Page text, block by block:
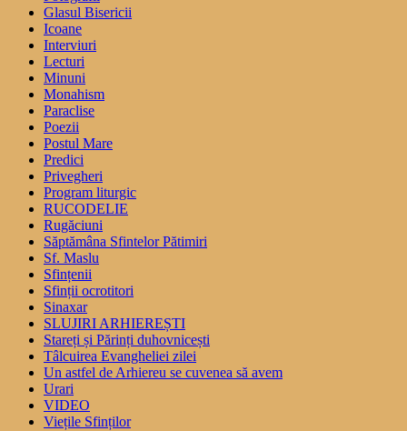
Glasul Bisericii
Icoane
Interviuri
Lecturi
Minuni
Monahism
Paraclise
Poezii
Postul Mare
Predici
Privegheri
Program liturgic
RUCODELIE
Rugăciuni
Săptămâna Sfintelor Pătimiri
Sf. Maslu
Sfințenii
Sfinții ocrotitori
Sinaxar
SLUJIRI ARHIEREȘTI
Stareți și Părinți duhovnicești
Tâlcuirea Evangheliei zilei
Un astfel de Arhiereu se cuvenea să avem
Urari
VIDEO
Viețile Sfinților